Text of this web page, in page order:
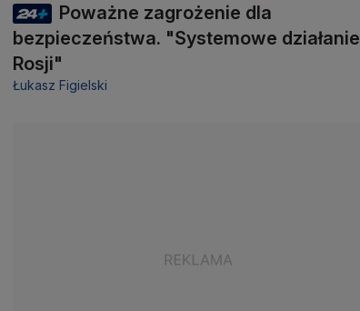
Poważne zagrożenie dla
bezpieczeństwa. "Systemowe działanie
Rosji"
Łukasz Figielski